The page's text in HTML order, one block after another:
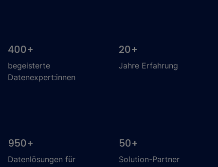
400+
begeisterte
Datenexpert:innen
20+
Jahre Erfahrung
950+
Datenlösungen für
50+
Solution-Partner